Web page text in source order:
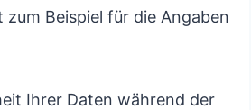
zum Beispiel für die Angaben
Ihrer Daten während der